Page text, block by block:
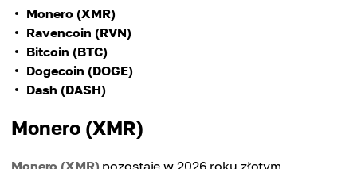
Monero (XMR)
Ravencoin (RVN)
Bitcoin (BTC)
Dogecoin (DOGE)
Dash (DASH)
Monero (XMR)
Monero (XMR) pozostaje w 2026 roku złotym